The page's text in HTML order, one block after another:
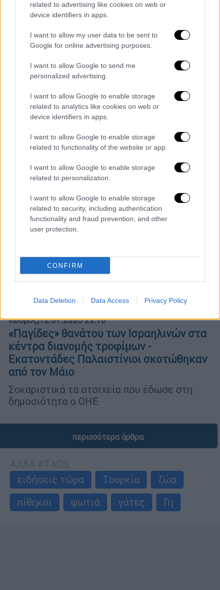
related to advertising like cookies on web or
device identifiers in apps.
I want to allow my user data to be sent to
Google for online advertising purposes.
I want to allow Google to send me
personalized advertising.
I want to allow Google to enable storage
related to analytics like cookies on web or
device identifiers in apps.
I want to allow Google to enable storage
related to functionality of the website or app.
I want to allow Google to enable storage
related to personalization.
I want to allow Google to enable storage
related to security, including authentication
functionality and fraud prevention, and other
user protection.
CONFIRM
Data Deletion Data Access Privacy Policy
Αυτοκίνητο έπεσε σε πλήθος στο Λος
τραυματίες - 7 σε κρίσιμη κατάσταση
Βίντεο δείχνουν δρόμους να έχουν
απομακρύνονται με ασθενοφόρα
Κόσμος|12.07.2025 22:10
«Παγίδες» θανάτου των Ισραηλινών στα
κέντρα διανομής τροφίμων -
Εκατοντάδες Παλαιστίνιοι σκοτώθηκαν
από τον Μάιο
Σοκαριστικά τα στοιχεία που έδωσε στη
δημοσιότητα ο ΟΗΕ
περισσότερα άρθρα
ειδήσεις τώρα
Τουρκία
ζώα
πίθηκοι
φωτιά γάτες Γη